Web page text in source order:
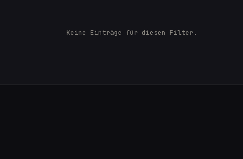
Keine Einträge für diesen Filter.